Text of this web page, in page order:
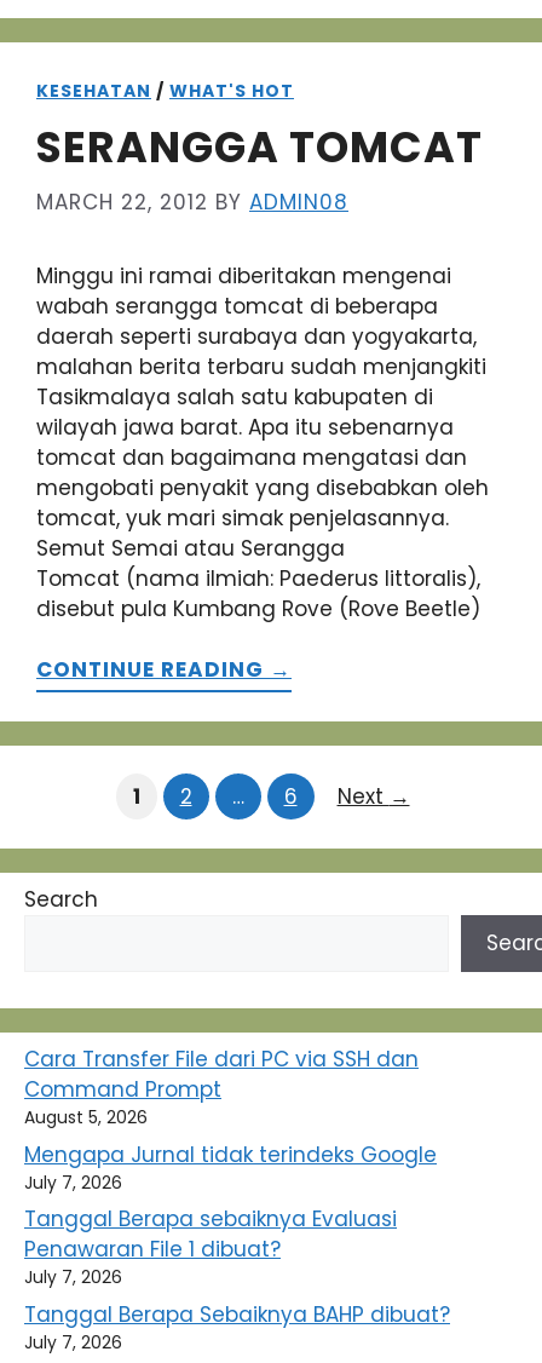
KESEHATAN / WHAT'S HOT
SERANGGA TOMCAT
MARCH 22, 2012 BY ADMIN08
Minggu ini ramai diberitakan mengenai
wabah serangga tomcat di beberapa
daerah seperti surabaya dan yogyakarta,
malahan berita terbaru sudah menjangkiti
Tasikmalaya salah satu kabupaten di
wilayah jawa barat. Apa itu sebenarnya
tomcat dan bagaimana mengatasi dan
mengobati penyakit yang disebabkan oleh
tomcat, yuk mari simak penjelasannya.
Semut Semai atau Serangga
Tomcat (nama ilmiah: Paederus littoralis),
disebut pula Kumbang Rove (Rove Beetle)
CONTINUE READING →
Page
1 Page
2 … Page
6 Next →
Search
Cara Transfer File dari PC via SSH dan
Command Prompt
August 5, 2026
Mengapa Jurnal tidak terindeks Google
July 7, 2026
Tanggal Berapa sebaiknya Evaluasi
Penawaran File 1 dibuat?
July 7, 2026
Tanggal Berapa Sebaiknya BAHP dibuat?
July 7, 2026